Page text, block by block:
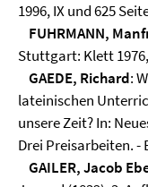
1996, IX und 625
FUHRMANN,
Stuttgart: Klett
GAEDE, Richard:
lateinischen
unsere Zeit? In:
Drei Preisarbeiten. -
GAILER, Jacob